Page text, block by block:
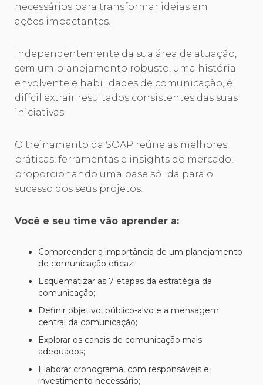
necessários para transformar ideias em
ações impactantes.
Independentemente da sua área de atuação,
sem um planejamento robusto, uma história
envolvente e habilidades de comunicação, é
difícil extrair resultados consistentes das suas
iniciativas.
O treinamento da SOAP reúne as melhores
práticas, ferramentas e insights do mercado,
proporcionando uma base sólida para o
sucesso dos seus projetos.
Você e seu time vão aprender a:
Compreender a importância de um planejamento
de comunicação eficaz;
Esquematizar as 7 etapas da estratégia da
comunicação;
Definir objetivo, público-alvo e a mensagem
central da comunicação;
Explorar os canais de comunicação mais
adequados;
Elaborar cronograma, com responsáveis e
investimento necessário;